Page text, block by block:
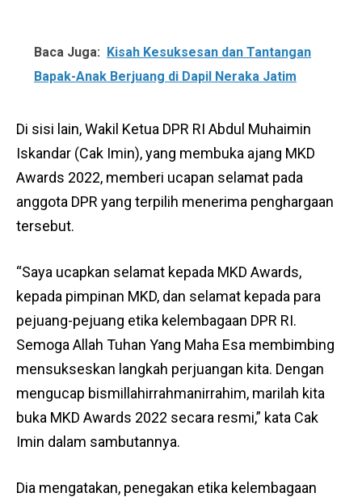
Baca Juga: Kisah Kesuksesan dan Tantangan
Bapak-Anak Berjuang di Dapil Neraka Jatim
Di sisi lain, Wakil Ketua DPR RI Abdul Muhaimin
Iskandar (Cak Imin), yang membuka ajang MKD
Awards 2022, memberi ucapan selamat pada
anggota DPR yang terpilih menerima penghargaan
tersebut.
“Saya ucapkan selamat kepada MKD Awards,
kepada pimpinan MKD, dan selamat kepada para
pejuang-pejuang etika kelembagaan DPR RI.
Semoga Allah Tuhan Yang Maha Esa membimbing
mensukseskan langkah perjuangan kita. Dengan
mengucap bismillahirrahmanirrahim, marilah kita
buka MKD Awards 2022 secara resmi,” kata Cak
Imin dalam sambutannya.
Dia mengatakan, penegakan etika kelembagaan